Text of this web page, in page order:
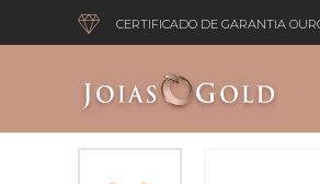
CERTIFICADO DE GARANTIA